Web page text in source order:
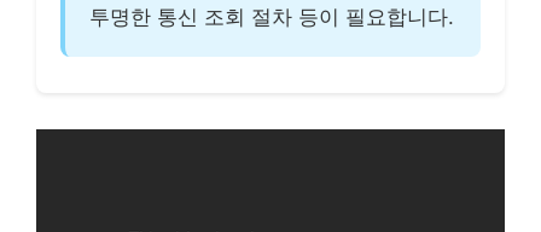
투명한 통신 조회 절차 등이 필요합니다.